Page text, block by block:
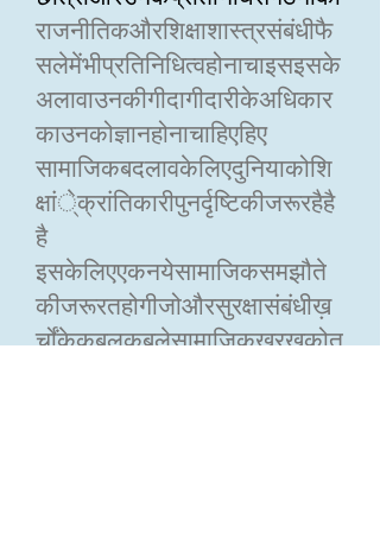
राजनीतिकऔरशिक्षाशास्त्रसंबंधीफै
सलेमेंभीप्रतिनिधित्वहोनाचाइसइसके
अलावाउनकीगीदागीदारीकेअधिकार
काउनकोज्ञानहोनाचाहिएहिए
सामाजिकबदलावकेलिएदुनियाकोशि
क्षांे्क्रांतिकारीपुनर्दृष्टिकीजरूरहैहै
है
इसकेलिएएकनयेसामाजिकसमझौते
कीजरूरतहोगीजोऔरसुरक्षासंबंधीख़
र्चोंकेकबलकबलेसामाजिकख़रख़कोत